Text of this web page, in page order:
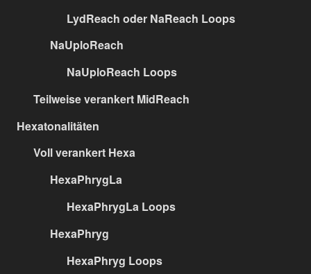
LydReach oder NaReach Loops
NaUploReach
NaUploReach Loops
Teilweise verankert MidReach
Hexatonalitäten
Voll verankert Hexa
HexaPhrygLa
HexaPhrygLa Loops
HexaPhryg
HexaPhryg Loops